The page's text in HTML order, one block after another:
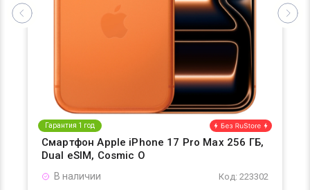
Гарантия 1 год
Смартфон Apple iPhone 17 Pro Max 256 ГБ,
Dual eSIM, Cosmic O
Код: 223302
В наличии